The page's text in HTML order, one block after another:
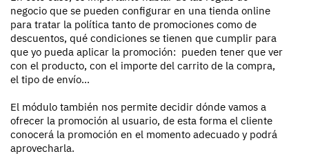
negocio que se pueden configurar en una tienda online
para tratar la política tanto de promociones como de
descuentos, qué condiciones se tienen que cumplir para
que yo pueda aplicar la promoción: pueden tener que ver
con el producto, con el importe del carrito de la compra,
el tipo de envío…
El módulo también nos permite decidir dónde vamos a
ofrecer la promoción al usuario, de esta forma el cliente
conocerá la promoción en el momento adecuado y podrá
aprovecharla.